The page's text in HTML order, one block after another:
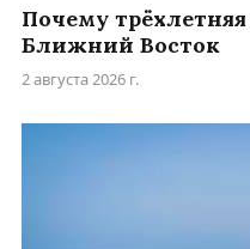
Почему
Ближний Восток
2 августа 2026 г.